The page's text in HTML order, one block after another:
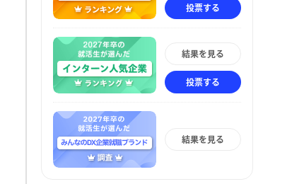
投票する
結果を見る
投票する
結果を見る